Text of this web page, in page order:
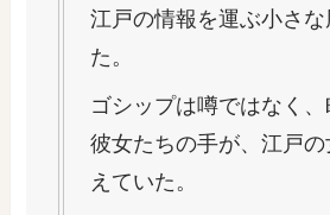
江戸の情報を運ぶ小さな
た。
ゴシップは噂ではなく、
彼女たちの手が、江戸
えていた。